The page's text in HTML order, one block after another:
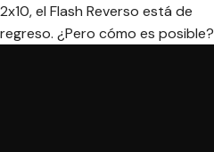
2x10, el Flash Reverso está de
regreso. ¿Pero cómo es posible?